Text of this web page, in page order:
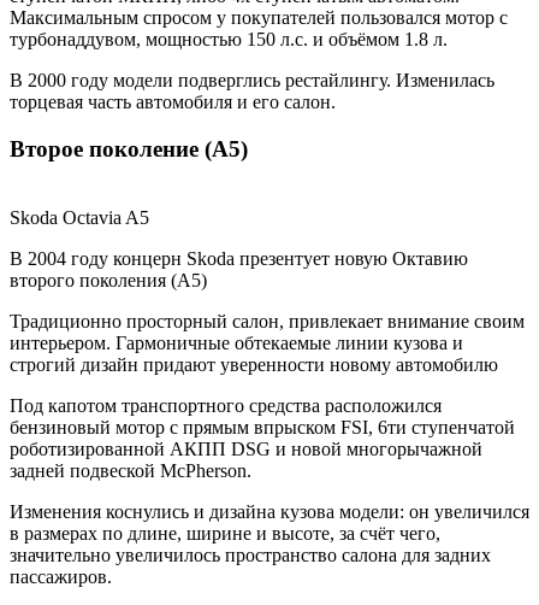
Максимальным спросом у покупателей пользовался мотор с
турбонаддувом, мощностью 150 л.с. и объёмом 1.8 л.
В 2000 году модели подверглись рестайлингу. Изменилась
торцевая часть автомобиля и его салон.
Второе поколение (А5)
Skoda Octavia A5
В 2004 году концерн Skoda презентует новую Октавию
второго поколения (А5)
Традиционно просторный салон, привлекает внимание своим
интерьером. Гармоничные обтекаемые линии кузова и
строгий дизайн придают уверенности новому автомобилю
Под капотом транспортного средства расположился
бензиновый мотор с прямым впрыском FSI, 6ти ступенчатой
роботизированной АКПП DSG и новой многорычажной
задней подвеской McPherson.
Изменения коснулись и дизайна кузова модели: он увеличился
в размерах по длине, ширине и высоте, за счёт чего,
значительно увеличилось пространство салона для задних
пассажиров.